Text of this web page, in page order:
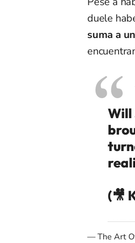
duele
suma a
Will
(🎥
— The Art